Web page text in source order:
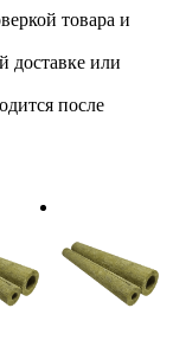
товара и
доставке или
после